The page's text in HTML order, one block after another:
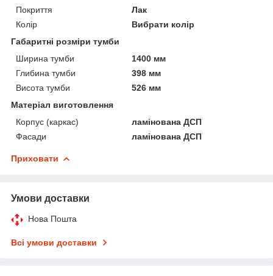
Покриття
Лак
Колір
Вибрати колір
Габаритні розміри тумби
Ширина тумби
1400 мм
Глибина тумби
398 мм
Висота тумби
526 мм
Матеріал виготовлення
Корпус (каркас)
ламінована ДСП
Фасади
ламінована ДСП
Приховати
Умови доставки
Нова Пошта
Всі умови доставки